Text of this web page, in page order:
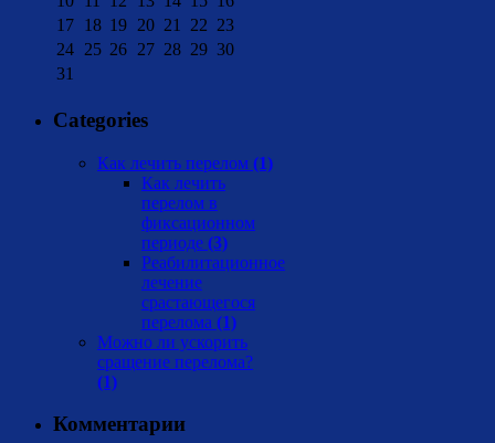
17 18 19 20 21 22 23
24 25 26 27 28 29 30
31
Categories
Как лечить перелом (1)
Как лечить
перелом в
фиксационном
периоде (3)
Реабилитационное
лечение
срастающегося
перелома (1)
Можно ли ускорить
сращение перелома?
(1)
Комментарии